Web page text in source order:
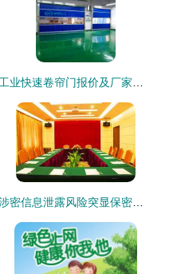
工业快速卷帘门报价及厂家与计算机软硬件技术开发的整合分析
涉密信息泄露风险突显保密会议室建设标准的重要性